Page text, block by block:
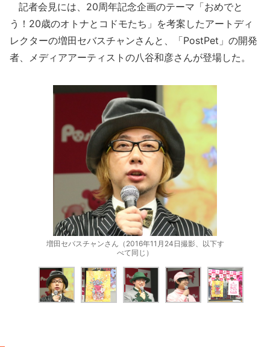
記者会見には、20周年記念企画のテーマ「おめでと
う！20歳のオトナとコドモたち」を考案したアートディ
レクターの増田セバスチャンさんと、「PostPet」の開発
者、メディアアーティストの八谷和彦さんが登場した。
増田セバスチャンさん（2016年11月24日撮影、以下す
べて同じ）